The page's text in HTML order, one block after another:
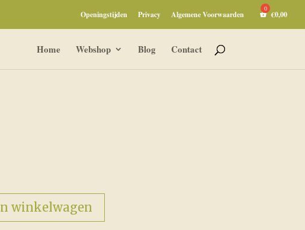
Openingstijden Privacy Algemene Voorwaarden €0,00
Home Webshop Blog Contact
winkelwagen